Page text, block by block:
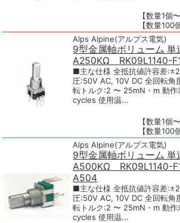
【数量1個
【数量100
Alps Alpine(アルプス電気)
9型金属軸ボリューム 単
A250KΩ RK09L1140-
■主な仕様 全抵抗値許容差
圧:50V AC, 10V DC 全回転角
転トルク:2 〜 25mN・m 動
cycles 使用温...
【数量1個
【数量100
Alps Alpine(アルプス電気)
9型金属軸ボリューム 単
A500KΩ RK09L1140-
A504
■主な仕様 全抵抗値許容差
圧:50V AC, 10V DC 全回転角
転トルク:2 〜 25mN・m 動
cycles 使用温...